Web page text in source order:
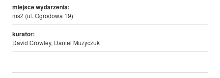
miejsce wydarzenia:
ms2 (ul. Ogrodowa 19)
kurator:
David Crowley, Daniel Muzyczuk